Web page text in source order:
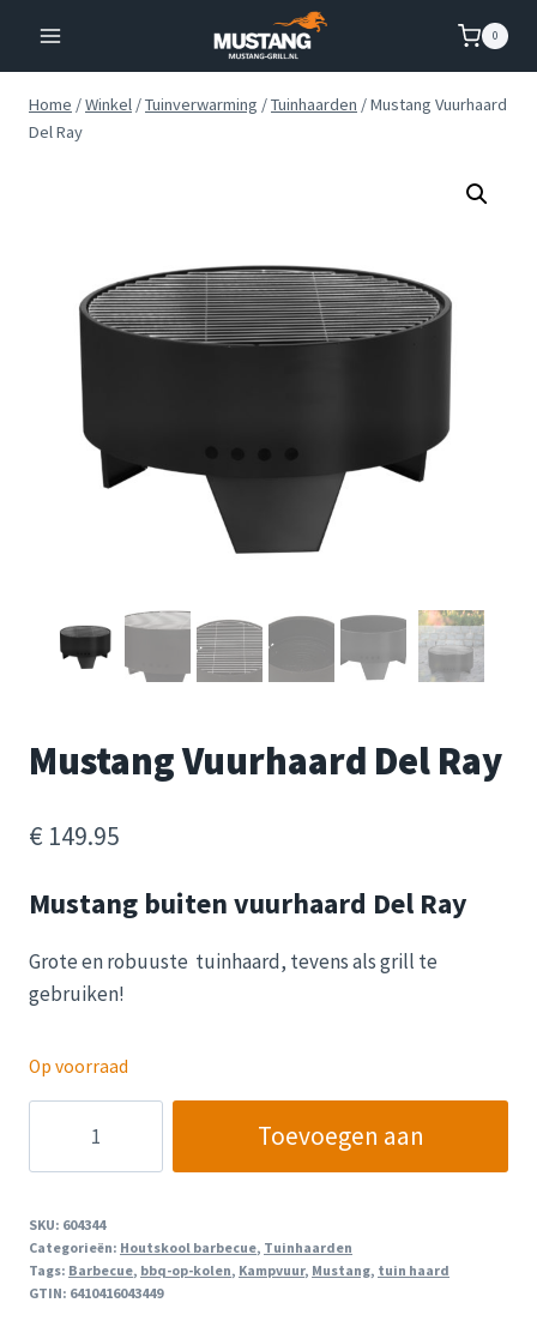
inhoud
0
Home /Winkel /Tuinverwarming /Tuinhaarden /Mustang Vuurhaard
Del Ray
Mustang Vuurhaard Del Ray
€ 149.95
Mustang buiten vuurhaard Del Ray
Grote en robuuste tuinhaard, tevens als grill te
gebruiken!
Op voorraad
Vuurhaard
Del
aantal
Toevoegen aan
SKU: 604344
Categorieën: Houtskool barbecue, Tuinhaarden
Tags: Barbecue, bbq-op-kolen, Kampvuur, Mustang, tuin haard
GTIN: 6410416043449